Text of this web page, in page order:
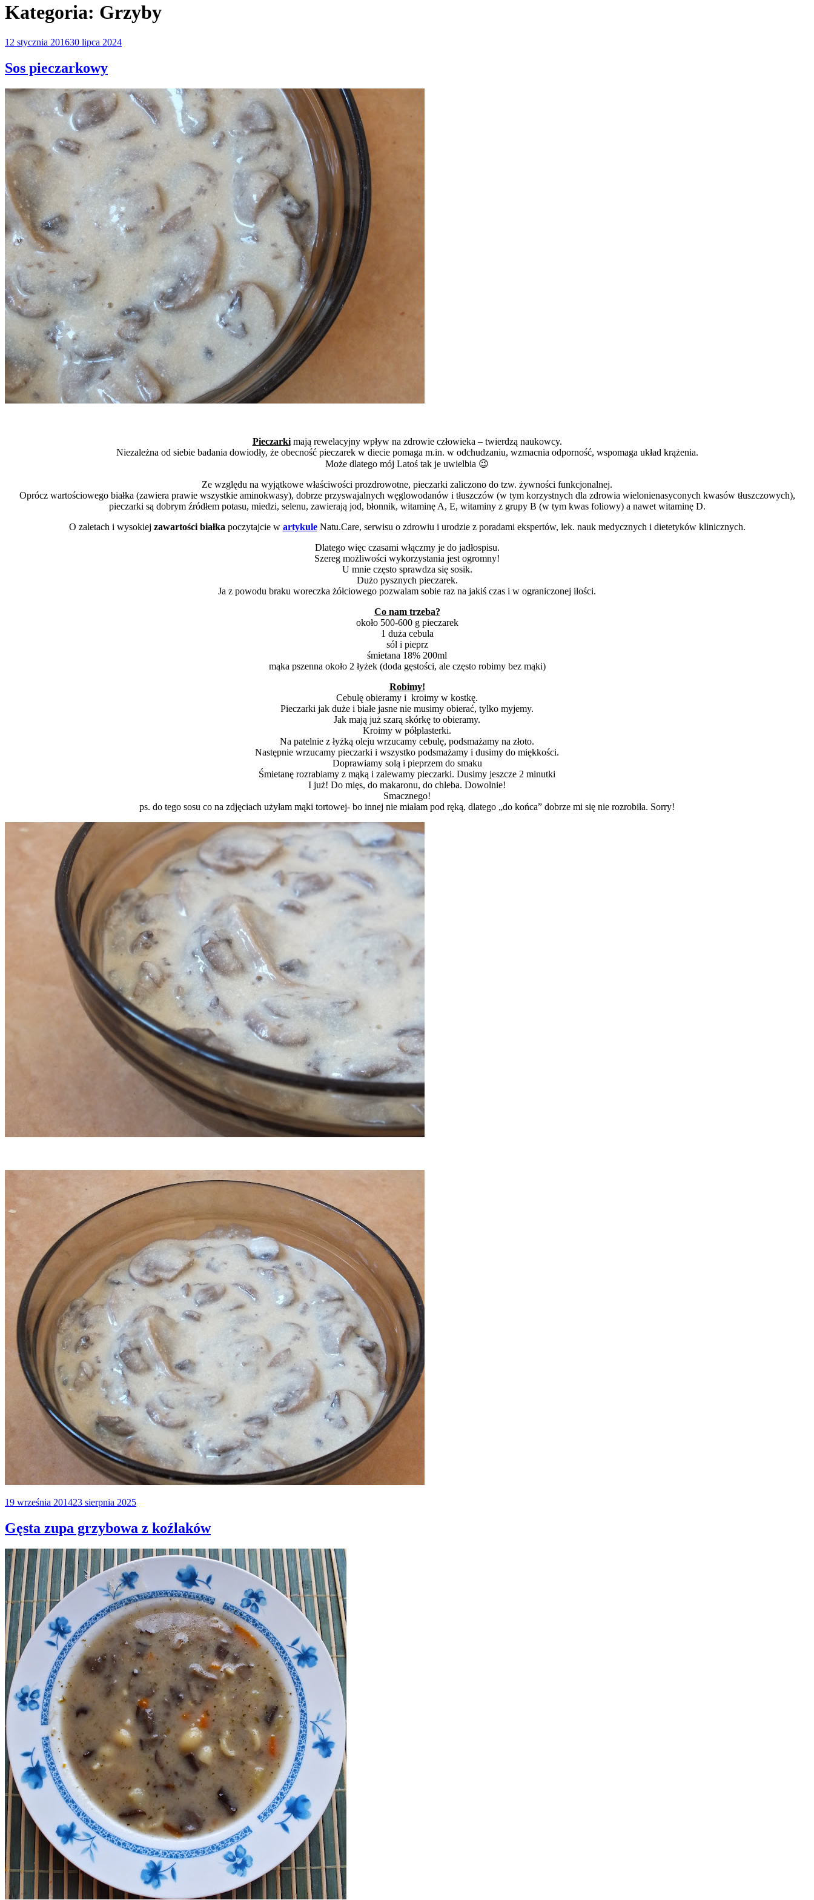
Kategoria: Grzyby
Opublikowane
12 stycznia 201630 lipca 2024
Sos pieczarkowy
Pieczarkimają rewelacyjny wpływ na zdrowie człowieka – twierdzą naukowcy.
Niezależna od siebie badania dowiodły, że obecność pieczarek w diecie pomaga m.in. w odchudzaniu, wzmacnia odporność, wspomaga układ krążenia.
Może dlatego mój Latoś tak je uwielbia 😉
Ze względu na wyjątkowe właściwości prozdrowotne, pieczarki zaliczono do tzw. żywności funkcjonalnej.
Oprócz wartościowego białka (zawiera prawie wszystkie aminokwasy), dobrze przyswajalnych węglowodanów i tłuszczów (w tym korzystnych dla zdrowia wielonienasyconych kwasów tłuszczowych),
pieczarki są dobrym źródłem potasu, miedzi, selenu, zawierają jod, błonnik, witaminę A, E, witaminy z grupy B (w tym kwas foliowy) a nawet witaminę D.
O zaletach i wysokiej zawartości białka poczytajcie w artykuleNatu.Care, serwisu o zdrowiu i urodzie z poradami ekspertów, lek. nauk medycznych i dietetyków klinicznych.
Dlatego więc czasami włączmy je do jadłospisu.
Szereg możliwości wykorzystania jest ogromny!
U mnie często sprawdza się sosik.
Dużo pysznych pieczarek.
Ja z powodu braku woreczka żółciowego pozwalam sobie raz na jakiś czas i w ograniczonej ilości.
Co nam trzeba?
około 500-600 g pieczarek
1 duża cebula
sól i pieprz
śmietana 18% 200ml
mąka pszenna około 2 łyżek (doda gęstości, ale często robimy bez mąki)
Robimy!
Cebulę obieramy i kroimy w kostkę.
Pieczarki jak duże i białe jasne nie musimy obierać, tylko myjemy.
Jak mają już szarą skórkę to obieramy.
Kroimy w półplasterki.
Na patelnie z łyżką oleju wrzucamy cebulę, podsmażamy na złoto.
Następnie wrzucamy pieczarki i wszystko podsmażamy i dusimy do miękkości.
Doprawiamy solą i pieprzem do smaku
Śmietanę rozrabiamy z mąką i zalewamy pieczarki. Dusimy jeszcze 2 minutki
I już! Do mięs, do makaronu, do chleba. Dowolnie!
Smacznego!
ps. do tego sosu co na zdjęciach użyłam mąki tortowej- bo innej nie miałam pod ręką, dlatego „do końca” dobrze mi się nie rozrobiła. Sorry!
Opublikowane
19 września 201423 sierpnia 2025
Gęsta zupa grzybowa z koźlaków